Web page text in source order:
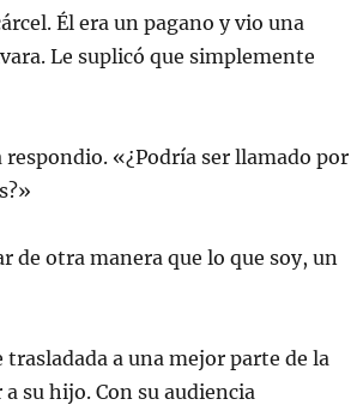
Él era un pagano y vio una
Le suplicó que simplemente
«¿Podría ser llamado por
de otra manera que lo que soy, un
a una mejor parte de la
su hijo. Con su audiencia